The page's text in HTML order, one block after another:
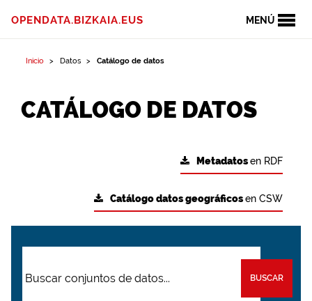
MENÚ
OPENDATA.BIZKAIA.EUS
Inicio Datos Catálogo de datos
CATÁLOGO DE DATOS
Metadatosen RDF
Catálogo datos geográficosen CSW
BUSCAR